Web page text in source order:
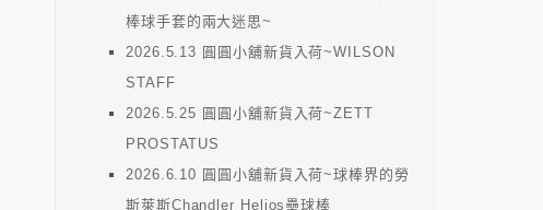
棒球手套的兩大迷思~
2026.5.13 圓圓小舖新貨入荷~WILSON
STAFF
2026.5.25 圓圓小舖新貨入荷~ZETT
PROSTATUS
2026.6.10 圓圓小舖新貨入荷~球棒界的勞
斯萊斯Chandler Helios壘球棒